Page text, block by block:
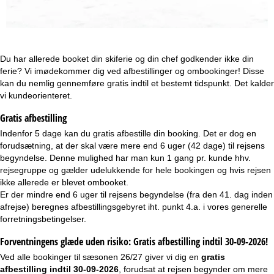
Du har allerede booket din skiferie og din chef godkender ikke din
ferie? Vi imødekommer dig ved afbestillinger og ombookinger! Disse
kan du nemlig gennemføre gratis indtil et bestemt tidspunkt. Det kalder
vi kundeorienteret.
Gratis afbestilling
Indenfor 5 dage kan du gratis afbestille din booking. Det er dog en
forudsætning, at der skal være mere end 6 uger (42 dage) til rejsens
begyndelse. Denne mulighed har man kun 1 gang pr. kunde hhv.
rejsegruppe og gælder udelukkende for hele bookingen og hvis rejsen
ikke allerede er blevet ombooket.
Er der mindre end 6 uger til rejsens begyndelse (fra den 41. dag inden
afrejse) beregnes afbestillingsgebyret iht. punkt 4.a. i vores generelle
forretningsbetingelser.
Forventningens glæde uden risiko: Gratis afbestilling indtil 30-09-2026!
Ved alle bookinger til sæsonen 26/27 giver vi dig en gratis
afbestilling indtil 30-09-2026 , forudsat at rejsen begynder om mere